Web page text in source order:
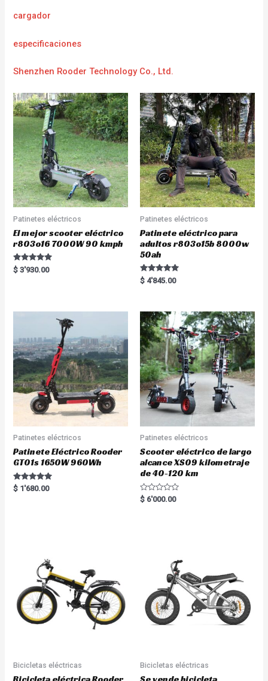
cargador
especificaciones
Shenzhen Rooder Technology Co., Ltd.
Patinetes eléctricos
El mejor scooter eléctrico
r803o16 7000W 90 kmph
Rated
5.00
$ 3'930.00
Patinetes eléctricos
Patinete eléctrico para
adultos r803o15b 8000w
50ah
Rated
5.00
$ 4'845.00
Patinetes eléctricos
Patinete Eléctrico Rooder
GT01s 1650W 960Wh
Rated
5.00
$ 1'680.00
Patinetes eléctricos
Scooter eléctrico de largo
alcance XS09 kilometraje
de 40-120 km
R
a
$ 6'000.00
Bicicletas eléctricas Bicicletas eléctricas